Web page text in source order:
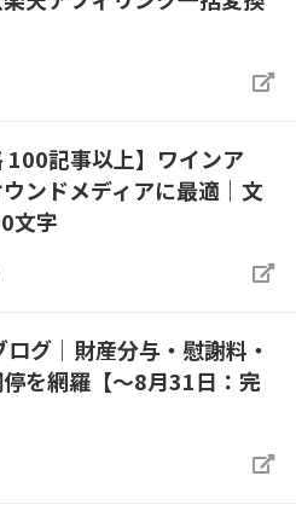
100記事以上】ワインア
ンドメディアに最適｜文
文字
ログ｜財産分与・慰謝料・
を網羅【～8月31日：完